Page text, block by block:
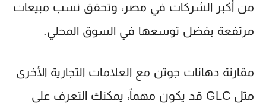
من أكبر الشركات في مصر، وتحقق نسب مبيعات
مرتفعة بفضل توسعها في السوق المحلي.
مقارنة دهانات جوتن مع العلامات التجارية الأخرى
مثل GLC قد يكون مهماً، يمكنك التعرف على